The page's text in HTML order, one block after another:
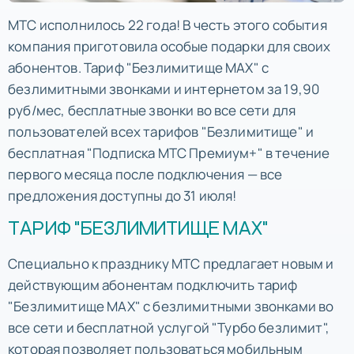
МТС исполнилось 22 года! В честь этого события
компания приготовила особые подарки для своих
абонентов. Тариф "Безлимитище MAX" с
безлимитными звонками и интернетом за 19,90
руб/мес, бесплатные звонки во все сети для
пользователей всех тарифов "Безлимитище" и
бесплатная "Подписка МТС Премиум+" в течение
первого месяца после подключения — все
предложения доступны до 31 июля!
ТАРИФ "БЕЗЛИМИТИЩЕ MAX"
Специально к празднику МТС предлагает новым и
действующим абонентам подключить тариф
"Безлимитище MAX" с безлимитными звонками во
все сети и бесплатной услугой "Турбо безлимит",
которая позволяет пользоваться мобильным